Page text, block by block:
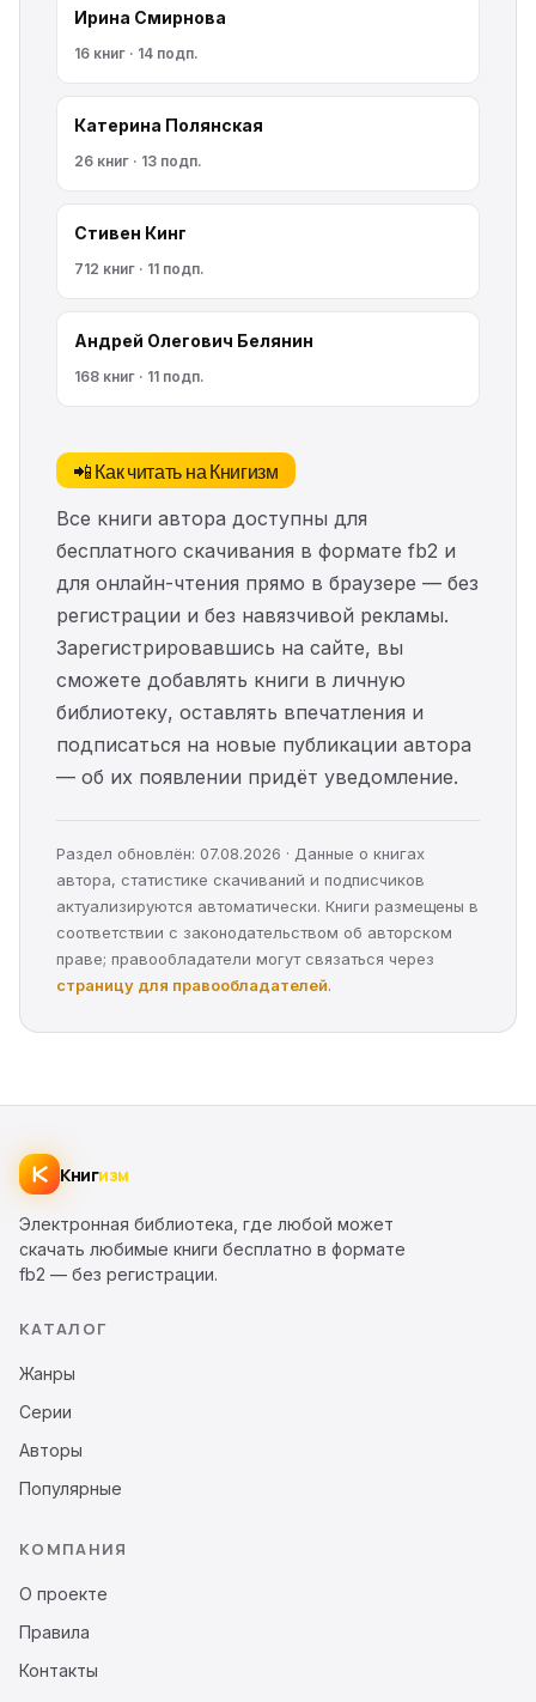
Ирина Смирнова
16 книг · 14 подп.
Катерина Полянская
26 книг · 13 подп.
Стивен Кинг
712 книг · 11 подп.
Андрей Олегович Белянин
168 книг · 11 подп.
📲 Как читать на Книгизм
Все книги автора доступны для
бесплатного скачивания в формате fb2 и
для онлайн-чтения прямо в браузере — без
регистрации и без навязчивой рекламы.
Зарегистрировавшись на сайте, вы
сможете добавлять книги в личную
библиотеку, оставлять впечатления и
подписаться на новые публикации автора
— об их появлении придёт уведомление.
Раздел обновлён: 07.08.2026 · Данные о книгах
автора, статистике скачиваний и подписчиков
актуализируются автоматически. Книги размещены в
соответствии с законодательством об авторском
праве; правообладатели могут связаться через
страницу для правообладателей.
Книгизм
Электронная библиотека, где любой может
скачать любимые книги бесплатно в формате
fb2 — без регистрации.
КАТАЛОГ
Жанры
Серии
Авторы
Популярные
КОМПАНИЯ
О проекте
Правила
Контакты